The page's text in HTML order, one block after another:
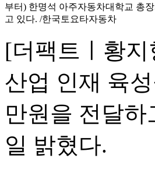
부터) 한명석 아주자동차대학교 총
고 있다. /한국토요타자동차
[더팩트ㅣ황
산업 인재 육
만원을 전달
일 밝혔다.